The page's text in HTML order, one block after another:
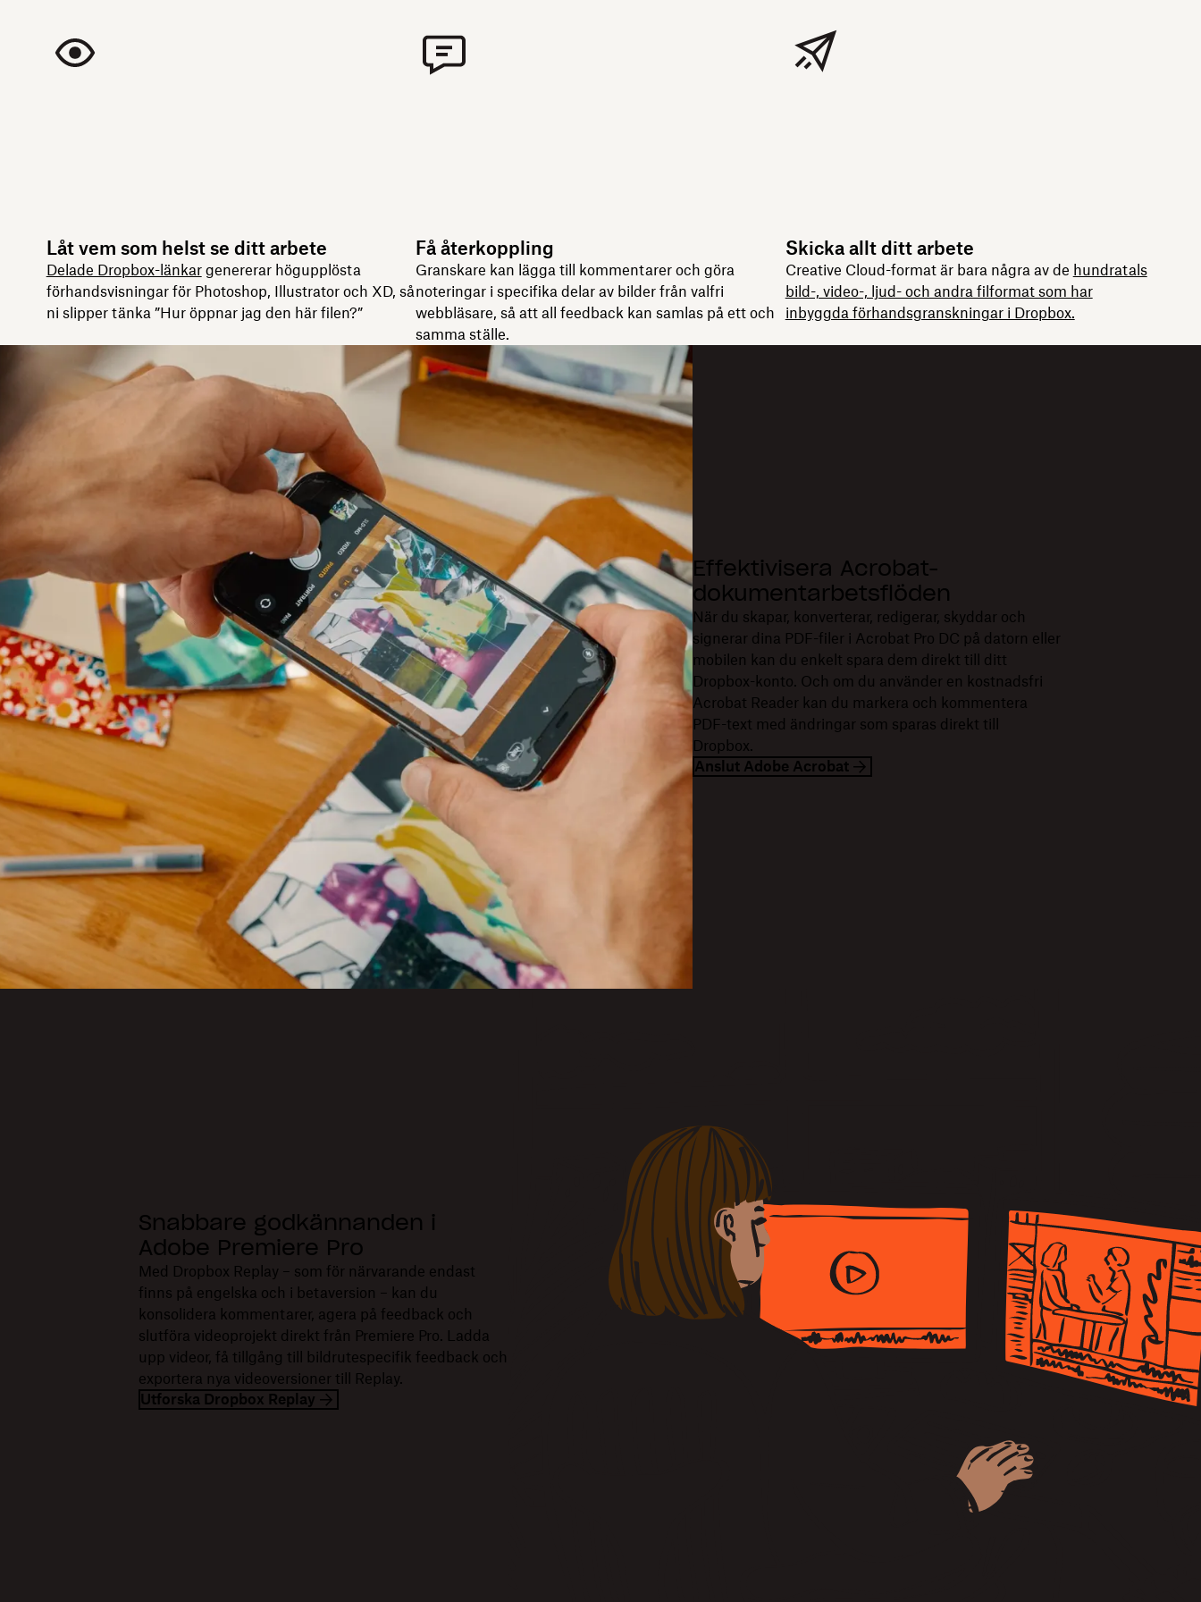
Låt vem som helst se ditt arbete
Delade Dropbox-länkargenererar högupplösta
förhandsvisningar för Photoshop, Illustrator och XD, så
ni slipper tänka ”Hur öppnar jag den här filen?”
Få återkoppling
Granskare kan lägga till kommentarer och göra
noteringar i specifika delar av bilder från valfri
webbläsare, så att all feedback kan samlas på ett och
samma ställe.
Skicka allt ditt arbete
Creative Cloud-format är bara några av de hundratals
bild-, video-, ljud- och andra filformat som har
inbyggda förhandsgranskningar i Dropbox.
Effektivisera Acrobat-
dokumentarbetsflöden
När du skapar, konverterar, redigerar, skyddar och
signerar dina PDF-filer i Acrobat Pro DC på datorn eller
mobilen kan du enkelt spara dem direkt till ditt
Dropbox-konto. Och om du använder en kostnadsfri
Acrobat Reader kan du markera och kommentera
PDF-text med ändringar som sparas direkt till
Dropbox.
Anslut Adobe Acrobat
Snabbare godkännanden i
Adobe Premiere Pro
Med Dropbox Replay – som för närvarande endast
finns på engelska och i betaversion – kan du
konsolidera kommentarer, agera på feedback och
slutföra videoprojekt direkt från Premiere Pro. Ladda
upp videor, få tillgång till bildrutespecifik feedback och
exportera nya videoversioner till Replay.
Utforska Dropbox Replay